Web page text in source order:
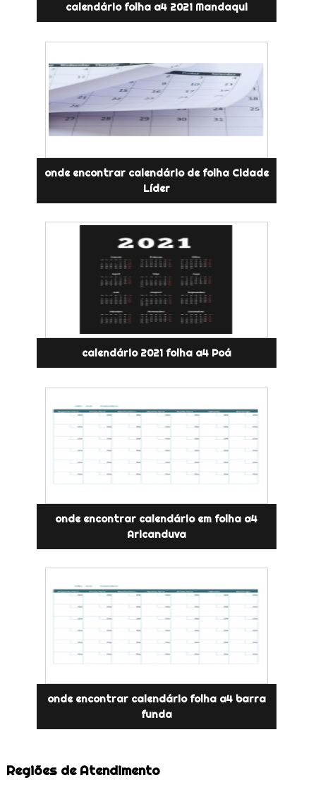
calendário folha a4 2021 Mandaqui
onde encontrar calendário de folha Cidade
Líder
calendário 2021 folha a4 Poá
onde encontrar calendário em folha a4
Aricanduva
onde encontrar calendário folha a4 barra
funda
Regiões de Atendimento